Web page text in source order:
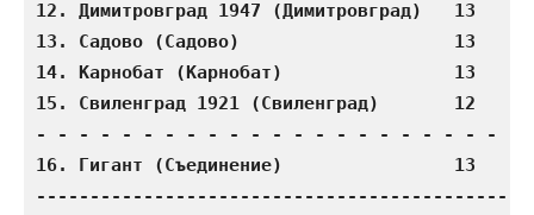
12. Димитровград 1947 (Димитровград)
13. Садово (Садово)                    13
14. Карнобат (Карнобат)                13
15. Свиленград 1921 (Свиленград)
- - - - - - - - - - - - - - - - - - - - - - -
16. Гигант (Съединение)                13